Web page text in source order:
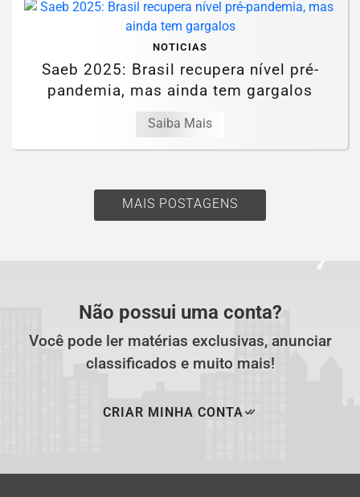
NOTICIAS
Saeb 2025: Brasil recupera nível pré-
pandemia, mas ainda tem gargalos
Saiba Mais
MAIS POSTAGENS
Não possui uma conta?
Você pode ler matérias exclusivas, anunciar
classificados e muito mais!
CRIAR MINHA CONTA